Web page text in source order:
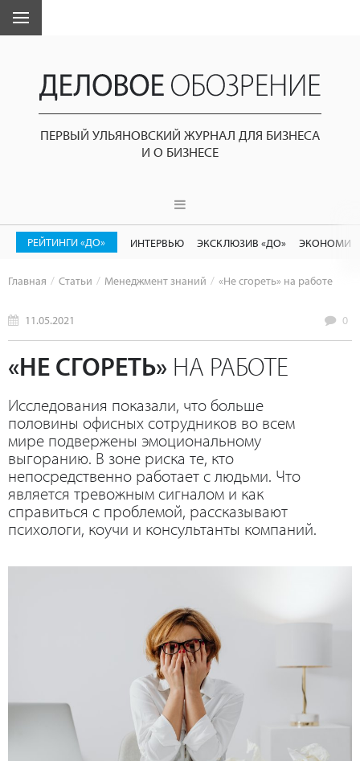
ПЕРВЫЙ УЛЬЯНОВСКИЙ ЖУРНАЛ ДЛЯ БИЗНЕСА
И О БИЗНЕСЕ
РЕЙТИНГИ «ДО» ИНТЕРВЬЮ ЭКСКЛЮЗИВ «ДО»
Главная Статьи Менеджмент знаний «Не сгореть» на работе
11.05.2021 0
«НЕ СГОРЕТЬ» НА РАБОТЕ
Исследования показали, что больше
половины офисных сотрудников во всем
мире подвержены эмоциональному
выгоранию. В зоне риска те, кто
непосредственно работает с людьми. Что
является тревожным сигналом и как
справиться с проблемой, рассказывают
психологи, коучи и консультанты компаний.